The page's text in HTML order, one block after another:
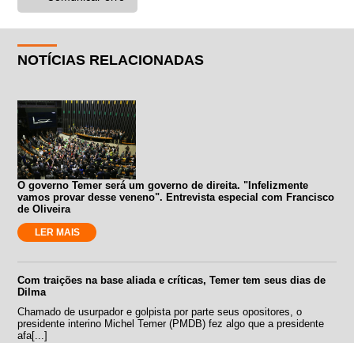
NOTÍCIAS RELACIONADAS
O governo Temer será um governo de direita. "Infelizmente
vamos provar desse veneno". Entrevista especial com Francisco
de Oliveira
LER MAIS
Com traições na base aliada e críticas, Temer tem seus dias de
Dilma
Chamado de usurpador e golpista por parte seus opositores, o
presidente interino Michel Temer (PMDB) fez algo que a presidente
afa[...]